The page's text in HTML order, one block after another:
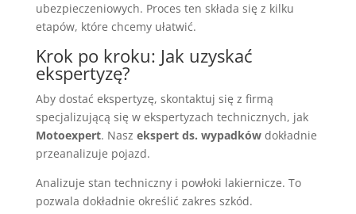
ubezpieczeniowych. Proces ten składa się z kilku
etapów, które chcemy ułatwić.
Krok po kroku: Jak uzyskać
ekspertyzę?
Aby dostać ekspertyzę, skontaktuj się z firmą
specjalizującą się w ekspertyzach technicznych, jak
Motoexpert. Nasz ekspert ds. wypadkówdokładnie
przeanalizuje pojazd.
Analizuje stan techniczny i powłoki lakiernicze. To
pozwala dokładnie określić zakres szkód.